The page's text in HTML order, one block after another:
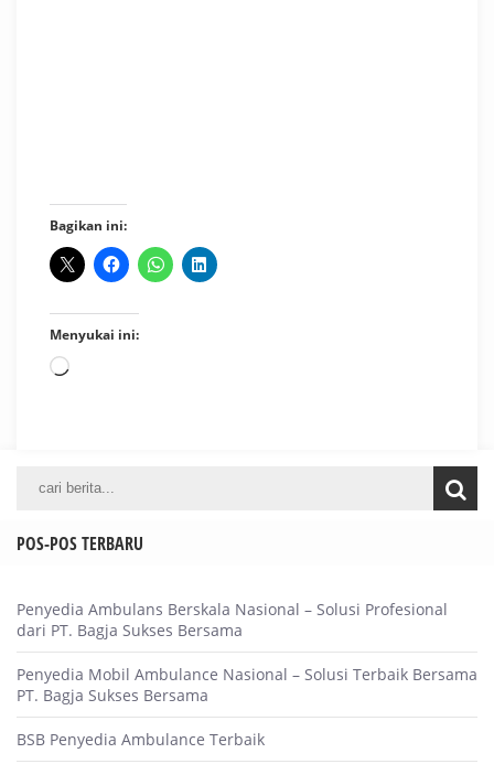
Bagikan ini:
Menyukai ini:
Memuat...
POS-POS TERBARU
Penyedia Ambulans Berskala Nasional – Solusi Profesional
dari PT. Bagja Sukses Bersama
Penyedia Mobil Ambulance Nasional – Solusi Terbaik Bersama
PT. Bagja Sukses Bersama
BSB Penyedia Ambulance Terbaik